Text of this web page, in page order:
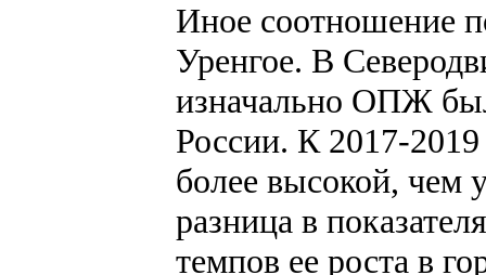
Иное соотношение
Уренгое. В
изначально ОПЖ
России. К 2017-
более высокой, чем
разница в
темпов ее роста в